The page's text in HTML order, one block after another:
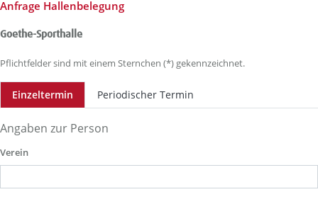
Anfrage Hallenbelegung
Goethe-Sporthalle
Pflichtfelder sind mit einem Sternchen (*) gekennzeichnet.
Einzeltermin Periodischer Termin
Angaben zur Person
Verein